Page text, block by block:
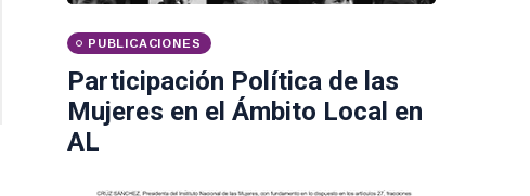
PUBLICACIONES
Participación Política de las
Mujeres en el Ámbito Local en
AL